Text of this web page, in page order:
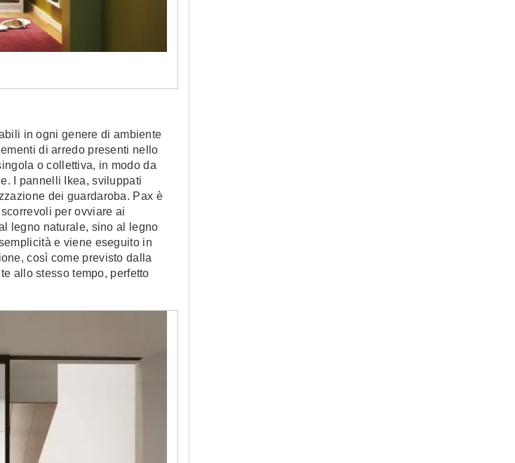
in ogni genere di ambiente
di arredo presenti nello
o collettiva, in modo da
I pannelli Ikea, sviluppati
dei guardaroba. Pax è
per ovviare ai
legno naturale, sino al legno
e viene eseguito in
così come previsto dalla
allo stesso tempo, perfetto